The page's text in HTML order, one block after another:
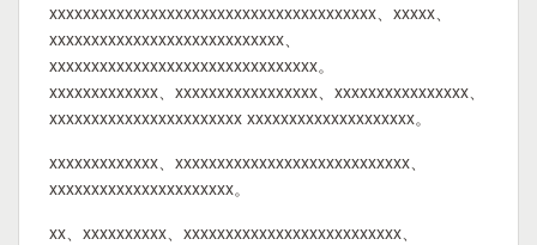
xxxxxxxxxxxxxxxxxxxxxxxxxxxxxxxxxxxxxxx、xxxxx、
xxxxxxxxxxxxxxxxxxxxxxxxxxxx、
xxxxxxxxxxxxxxxxxxxxxxxxxxxxxxxx。
xxxxxxxxxxxxx、xxxxxxxxxxxxxxxxx、xxxxxxxxxxxxxxxx、
xxxxxxxxxxxxxxxxxxxxxxx xxxxxxxxxxxxxxxxxxxx。
xxxxxxxxxxxxx、xxxxxxxxxxxxxxxxxxxxxxxxxxxx、
xxxxxxxxxxxxxxxxxxxxxx。
xx、xxxxxxxxxx、xxxxxxxxxxxxxxxxxxxxxxxxxx、